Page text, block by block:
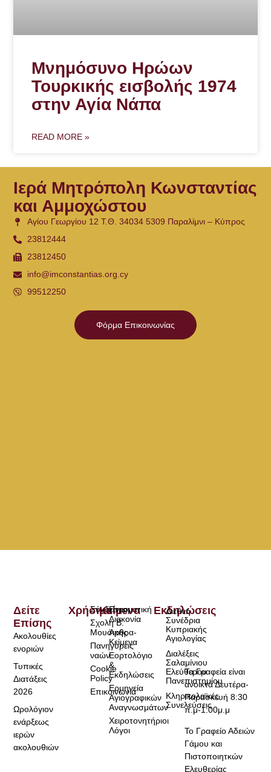
Μνημόσυνο Ηρώων
Τουρκικής εισβολής 1974
στην Αγία Νάπα
READ MORE »
Ιερά Μητρόπολη Κωνσταντίας
και Αμμοχώστου
Αγίου Γεωργίου 12 Τ.Θ. 34034 5309 Παραλίμνι – Κύπρος
23812444
23812450
info@imconstantias.org.cy
99512250
Φόρμα Επικοινωνίας
Τα Γραφεία είναι
ανοικτά Δευτέρα-
Παρασκευή 8:30
π.μ-1:00μ.μ
Το Γραφείο Αδειών
Γάμου και
Πιστοποιητκών
Ελευθερίας
Χρήσιμα
Σύνδεσμοι
Σχολή Β.
Μουσικής
Πανηγύρεις
ναών
Cookie
Policy
Επικοινωνία
Κείμενα
Πνευματική
Διακονία
Άρθρα-
Κείμενα
Εορτολόγιο
&
Εκδηλώσεις
Ερμηνεία
Αγιογραφικών
Αναγνωσμάτων
Χειροτονητήριοι
Λόγοι
Δείτε
Επίσης
Ακολουθίες
ενοριών
Τυπικές
Διατάξεις
2026
Ωρολόγιον
ενάρξεως
ιερών
ακολουθιών
Εκδηλώσεις
Διεθνή
Συνέδρια
Κυπριακής
Αγιολογίας
Διαλέξεις
Σαλαμίνιου
Ελεύθερου
Πανεπιστημίου
Κληρικολαϊκές
Συνελεύσεις